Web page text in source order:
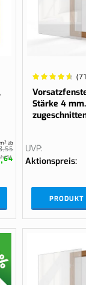
55
ab
64
Wertung:
96.0294%
Stärke 4
UVP
Aktionspreis